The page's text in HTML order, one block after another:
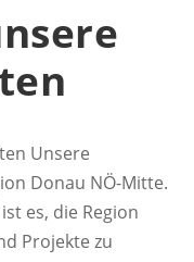
Unsere
Donau NÖ-Mitte.
es, die Region
Projekte zu